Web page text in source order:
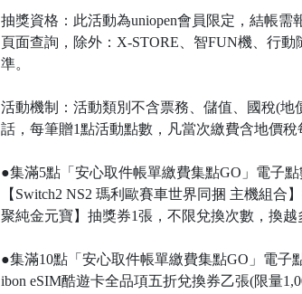
抽獎資格：此活動為uniopen會員限定，結帳
頁面查詢，除外：X-STORE、智FUN機、行
準。
活動機制：活動類別不含票務、儲值、國稅(
話，每筆贈1點活動點數，凡當次繳費含地價稅
●集滿5點「安心取件帳單繳費集點GO」電子
【Switch2 NS2 瑪利歐賽車世界同捆 主機組合
聚純金元寶】抽獎券1張，不限兌換次數，換越
●集滿10點「安心取件帳單繳費集點GO」電子
ibon eSIM酷遊卡全品項五折兌換券乙張(限量